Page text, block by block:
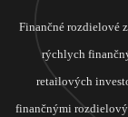
Finančné rozdielové
rýchlych
retailových
finančnými